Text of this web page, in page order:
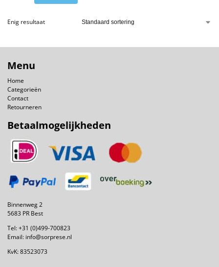
Enig resultaat
Menu
Home
Categorieën
Contact
Retourneren
Betaalmogelijkheden
Binnenweg 2
5683 PR Best
Tel:+31 (0)499-700823
Email: info@sorprese.nl
KvK: 83523073